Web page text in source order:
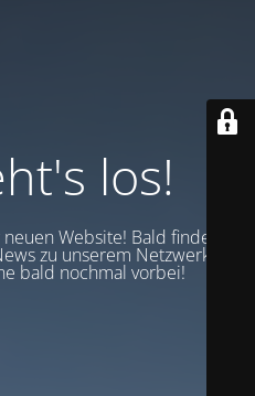
los!
Website! Bald findest du
zu unserem Netzwerk an
bald nochmal vorbei!